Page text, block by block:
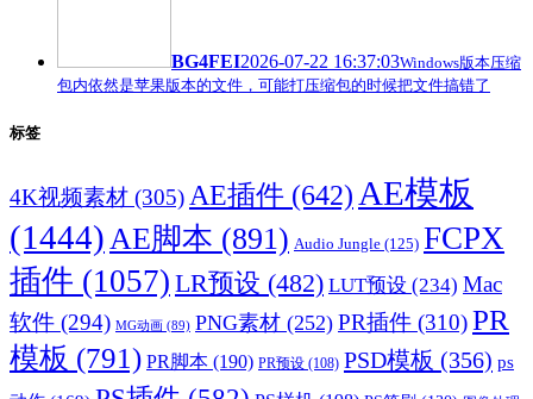
BG4FEI2026-07-22 16:37:03Windows版本压缩
包内依然是苹果版本的文件，可能打压缩包的时候把文件搞错了
标签
4K视频素材 (305)AE插件 (642) AE模板
(1444)AE脚本 (891) Audio Jungle (125) FCPX
插件 (1057) LR预设 (482) LUT预设 (234) Mac
软件 (294) MG动画 (89) PNG素材 (252) PR插件 (310)PR
模板 (791) PR脚本 (190) PR预设 (108) PSD模板 (356) ps